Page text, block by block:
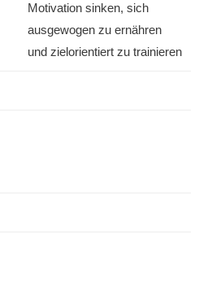
Motivation sinken, sich
ausgewogen zu ernähren
und zielorientiert zu trainieren